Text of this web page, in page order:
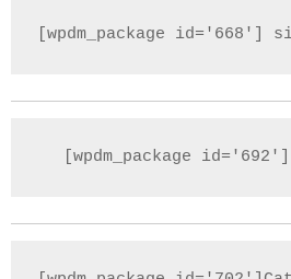
[wpdm_package id='668']
[wpdm_package